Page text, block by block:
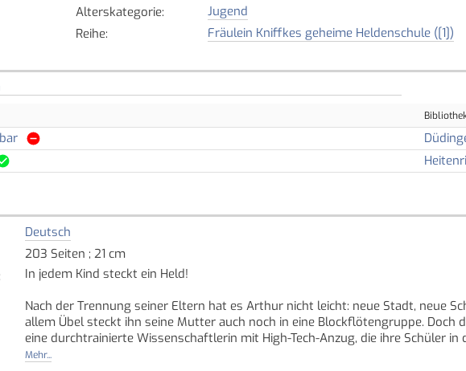
Alterskategorie:
Jugend
Reihe: Fräulein Kniffkes geheime Heldenschule ([1])
Deutsch
203 Seiten ; 21 cm
In jedem Kind steckt ein Held!
Nach der Trennung seiner Eltern hat es Arthur nicht leicht: neue Stadt, neue
allem Übel steckt ihn seine Mutter auch noch in eine Blockflötengruppe. Doch
eine durchtrainierte Wissenschaftlerin mit High-Tech-Anzug, die ihre Schüler
um im Bedarfsfall die Welt zu retten.
Mehr...